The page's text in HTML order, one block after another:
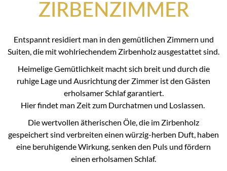
ZIRBENZIMMER
Entspannt residiert man in den gemütlichen Zimmern und
Suiten, die mit wohlriechendem Zirbenholz ausgestattet sind.
Heimelige Gemütlichkeit macht sich breit und durch die
ruhige Lage und Ausrichtung der Zimmer ist den Gästen
erholsamer Schlaf garantiert.
Hier findet man Zeit zum Durchatmen und Loslassen.
Die wertvollen ätherischen Öle, die im Zirbenholz
gespeichert sind verbreiten einen würzig-herben Duft, haben
eine beruhigende Wirkung, senken den Puls und fördern
einen erholsamen Schlaf.